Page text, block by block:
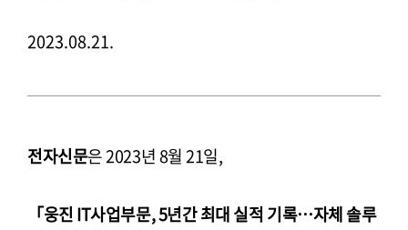
2023.08.21.
전자신문은 2023년 8월 21일,
「웅진 IT사업부문, 5년간 최대 실적 기록…자체 솔루